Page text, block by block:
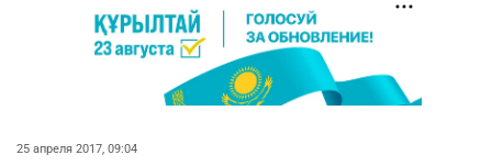
25 апреля 2017, 09:04